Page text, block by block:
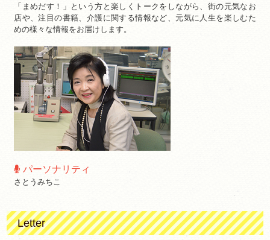
「まめだす！」という方と楽しくトークをしながら、街の元気なお
店や、注目の書籍、介護に関する情報など、元気に人生を楽しむた
めの様々な情報をお届けします。
パーソナリティ
さとうみちこ
Letter